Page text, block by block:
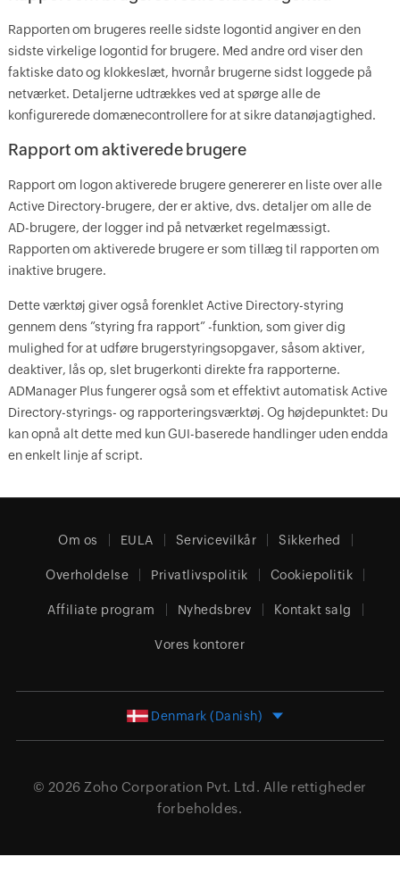
Rapporten om brugeres reelle sidste logontid angiver en den
sidste virkelige logontid for brugere. Med andre ord viser den
faktiske dato og klokkeslæt, hvornår brugerne sidst loggede på
netværket. Detaljerne udtrækkes ved at spørge alle de
konfigurerede domænecontrollere for at sikre datanøjagtighed.
Rapport om aktiverede brugere
Rapport om logon aktiverede brugere genererer en liste over alle
Active Directory-brugere, der er aktive, dvs. detaljer om alle de
AD-brugere, der logger ind på netværket regelmæssigt.
Rapporten om aktiverede brugere er som tillæg til rapporten om
inaktive brugere.
Dette værktøj giver også forenklet Active Directory-styring
gennem dens ”styring fra rapport” -funktion, som giver dig
mulighed for at udføre brugerstyringsopgaver, såsom aktiver,
deaktiver, lås op, slet brugerkonti direkte fra rapporterne.
ADManager Plus fungerer også som et effektivt automatisk Active
Directory-styrings- og rapporteringsværktøj. Og højdepunktet: Du
kan opnå alt dette med kun GUI-baserede handlinger uden endda
en enkelt linje af script.
Om os EULA Servicevilkår Sikkerhed
Overholdelse Privatlivspolitik Cookiepolitik
Affiliate program Nyhedsbrev Kontakt salg
Vores kontorer
Denmark (Danish)
© 2026 Zoho Corporation Pvt. Ltd. Alle rettigheder
forbeholdes.